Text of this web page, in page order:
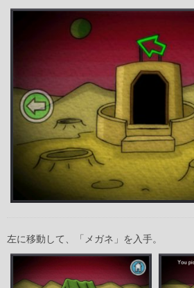
左に移動して、「メガネ」を入手。